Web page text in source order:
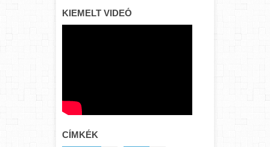
KIEMELT VIDEÓ
CÍMKÉK